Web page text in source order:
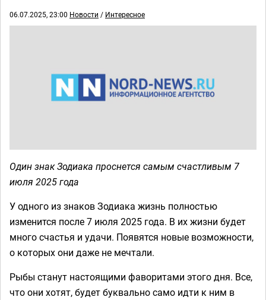
06.07.2025, 23:00 Новости / Интересное
Один знак Зодиака проснется самым счастливым 7
июля 2025 года
У одного из знаков Зодиака жизнь полностью
изменится после 7 июля 2025 года. В их жизни будет
много счастья и удачи. Появятся новые возможности,
о которых они даже не мечтали.
Рыбы станут настоящими фаворитами этого дня. Все,
что они хотят, будет буквально само идти к ним в